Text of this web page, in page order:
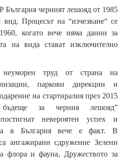
България черният лешояд от 1985
вид. Процесът на “изчезване“ се
когато вече няма данни за
на вида стават изключително
труд от страна на
паркови дирекции и
на стартиралия през 2015
за черния лешояд”
невероятен успех и
в България вече е факт. В
ангажирани сдружение Зелени
флора и фауна, Дружеството за